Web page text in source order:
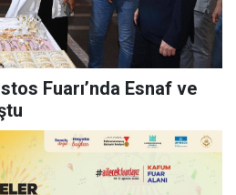
Fuarı’nda Esnaf ve